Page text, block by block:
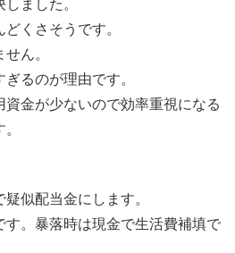
ました。
くさそうです。
ん。
るのが理由です。
金が少ないので効率重視になる
似配当金にします。
す。暴落時は現金で生活費補填で